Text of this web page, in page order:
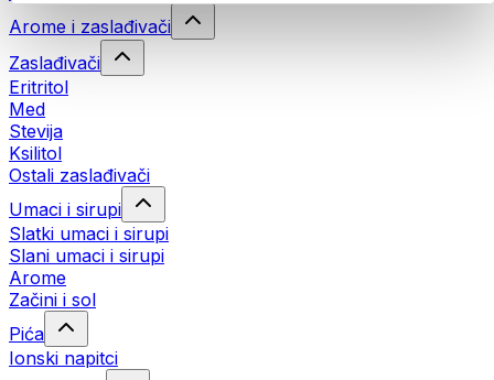
Arome i zaslađivači
Zaslađivači
Eritritol
Med
Stevija
Ksilitol
Ostali zaslađivači
Umaci i sirupi
Slatki umaci i sirupi
Slani umaci i sirupi
Arome
Začini i sol
Pića
Ionski napitci